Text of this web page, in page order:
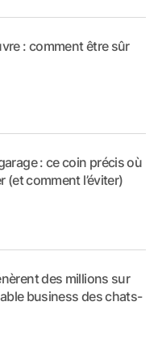
: comment être sûr
: ce coin précis où
(et comment l’éviter)
des millions sur
business des chats-